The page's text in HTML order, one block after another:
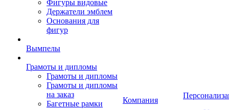
Фигуры видовые
Держатели эмблем
Основания для
фигур
Вымпелы
Грамоты и дипломы
Грамоты и дипломы
Грамоты и дипломы
на заказ
Багетные рамки
Компания